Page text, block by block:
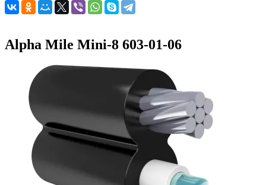
Alpha Mile Mini-8 603-01-06